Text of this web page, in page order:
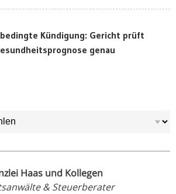
Kündigung: Gericht prüft
genau
Haas und Kollegen
& Steuerberater